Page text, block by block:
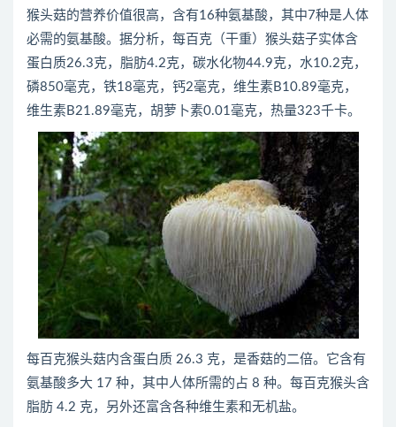
猴头菇的营养价值很高，含有16种氨基酸，其中7种是人体
必需的氨基酸。据分析，每百克（干重）猴头菇子实体含
蛋白质26.3克，脂肪4.2克，碳水化物44.9克，水10.2克，
磷850毫克，铁18毫克，钙2毫克，维生素B10.89毫克，
维生素B21.89毫克，胡萝卜素0.01毫克，热量323千卡。
每百克猴头菇内含蛋白质 26.3 克，是香菇的二倍。它含有
氨基酸多大 17 种，其中人体所需的占 8 种。每百克猴头含
脂肪 4.2 克，另外还富含各种维生素和无机盐。